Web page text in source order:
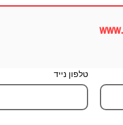
מחברות ממותגות: כלי שיווקי, מוחשי
טלפון נייד